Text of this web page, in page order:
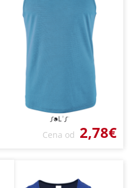
Cena od 2,78€